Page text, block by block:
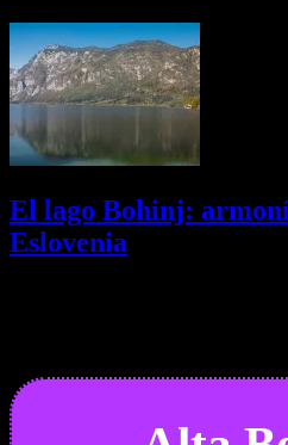
El lago Bohinj:
Eslovenia